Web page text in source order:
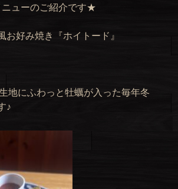
ニューのご紹介です★
好み焼き『ホイトード』
地にふわっと牡蠣が入った毎年冬
♪